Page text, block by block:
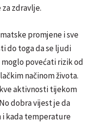
zdravlje.
promjene i sve
do toga da se ljudi
povećati rizik od
načinom života.
aktivnosti tijekom
dobra vijest je da
i kada temperature